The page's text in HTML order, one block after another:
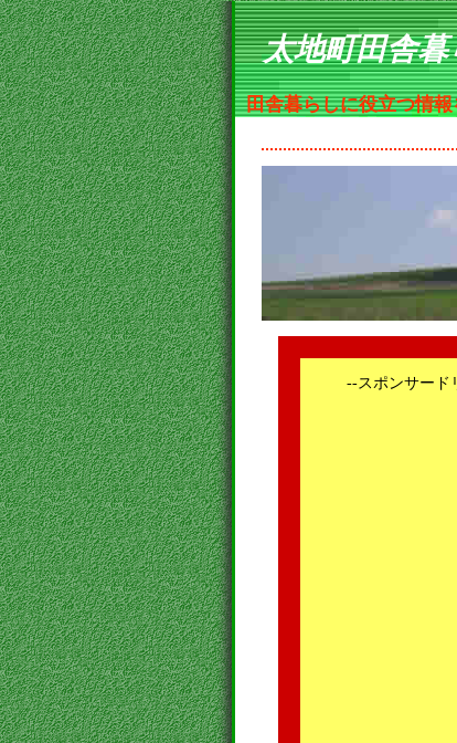
太地町田舎
田舎暮らしに役立つ情
--スポンサード